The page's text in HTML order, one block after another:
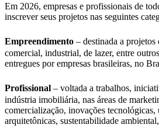
Em 2026, empresas e profissionais de
inscrever seus projetos nas seguintes
Empreendimento – destinada a projetos
comercial, industrial, de lazer, entre
entregues por empresas brasileiras, no
Profissional – voltada a trabalhos,
indústria imobiliária, nas áreas de
comercialização, inovações tecnológicas,
arquitetônicas, sustentabilidade